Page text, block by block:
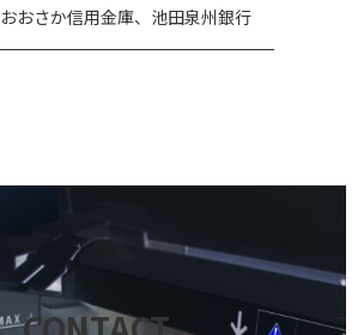
おさか信用金庫、池田泉州銀行